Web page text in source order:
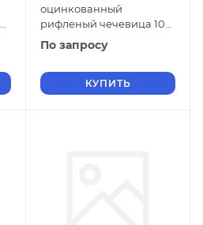
оцинкованный
рифленый чечевица 10
мм Ст0 ГОСТ 8568-77 г/к
По запросу
КУПИТЬ